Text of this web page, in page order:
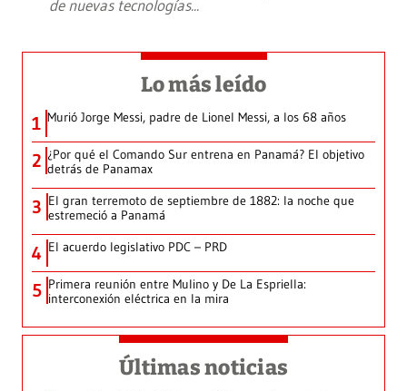
de nuevas tecnologías...
Lo más leído
1 Murió Jorge Messi, padre de Lionel Messi, a los 68 años
2 ¿Por qué el Comando Sur entrena en Panamá? El objetivo
detrás de Panamax
3 El gran terremoto de septiembre de 1882: la noche que
estremeció a Panamá
4 El acuerdo legislativo PDC – PRD
5 Primera reunión entre Mulino y De La Espriella:
interconexión eléctrica en la mira
Últimas noticias